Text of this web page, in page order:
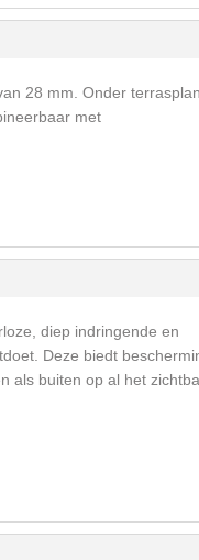
28 mm. Onder
met
diep indringende en
Deze biedt
als buiten op al het